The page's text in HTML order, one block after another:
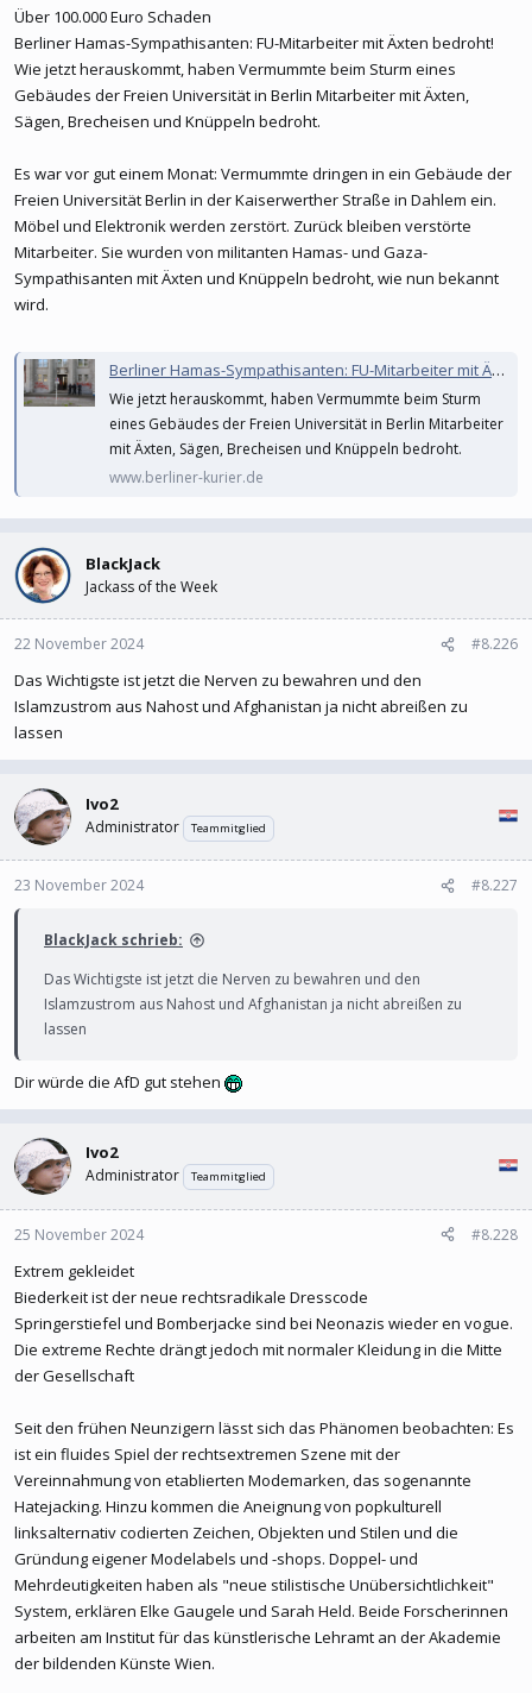
Über 100.000 Euro Schaden
Berliner Hamas-Sympathisanten: FU-Mitarbeiter mit Äxten bedroht!
Wie jetzt herauskommt, haben Vermummte beim Sturm eines
Gebäudes der Freien Universität in Berlin Mitarbeiter mit Äxten,
Sägen, Brecheisen und Knüppeln bedroht.
Es war vor gut einem Monat: Vermummte dringen in ein Gebäude der
Freien Universität Berlin in der Kaiserwerther Straße in Dahlem ein.
Möbel und Elektronik werden zerstört. Zurück bleiben verstörte
Mitarbeiter. Sie wurden von militanten Hamas- und Gaza-
Sympathisanten mit Äxten und Knüppeln bedroht, wie nun bekannt
wird.
Berliner Hamas-Sympathisanten: FU-Mitarbeiter mit Äxten bedroht!
Wie jetzt herauskommt, haben Vermummte beim Sturm
eines Gebäudes der Freien Universität in Berlin Mitarbeiter
mit Äxten, Sägen, Brecheisen und Knüppeln bedroht.
www.berliner-kurier.de
BlackJack
Jackass of the Week
22 November 2024 #8.226
Das Wichtigste ist jetzt die Nerven zu bewahren und den
Islamzustrom aus Nahost und Afghanistan ja nicht abreißen zu
lassen
Ivo2
Administrator Teammitglied
23 November 2024 #8.227
BlackJack schrieb:
Das Wichtigste ist jetzt die Nerven zu bewahren und den
Islamzustrom aus Nahost und Afghanistan ja nicht abreißen zu
lassen
Dir würde die AfD gut stehen
Ivo2
Administrator Teammitglied
25 November 2024 #8.228
Extrem gekleidet
Biederkeit ist der neue rechtsradikale Dresscode
Springerstiefel und Bomberjacke sind bei Neonazis wieder en vogue.
Die extreme Rechte drängt jedoch mit normaler Kleidung in die Mitte
der Gesellschaft
Seit den frühen Neunzigern lässt sich das Phänomen beobachten: Es
ist ein fluides Spiel der rechtsextremen Szene mit der
Vereinnahmung von etablierten Modemarken, das sogenannte
Hatejacking. Hinzu kommen die Aneignung von popkulturell
linksalternativ codierten Zeichen, Objekten und Stilen und die
Gründung eigener Modelabels und -shops. Doppel- und
Mehrdeutigkeiten haben als "neue stilistische Unübersichtlichkeit"
System, erklären Elke Gaugele und Sarah Held. Beide Forscherinnen
arbeiten am Institut für das künstlerische Lehramt an der Akademie
der bildenden Künste Wien.